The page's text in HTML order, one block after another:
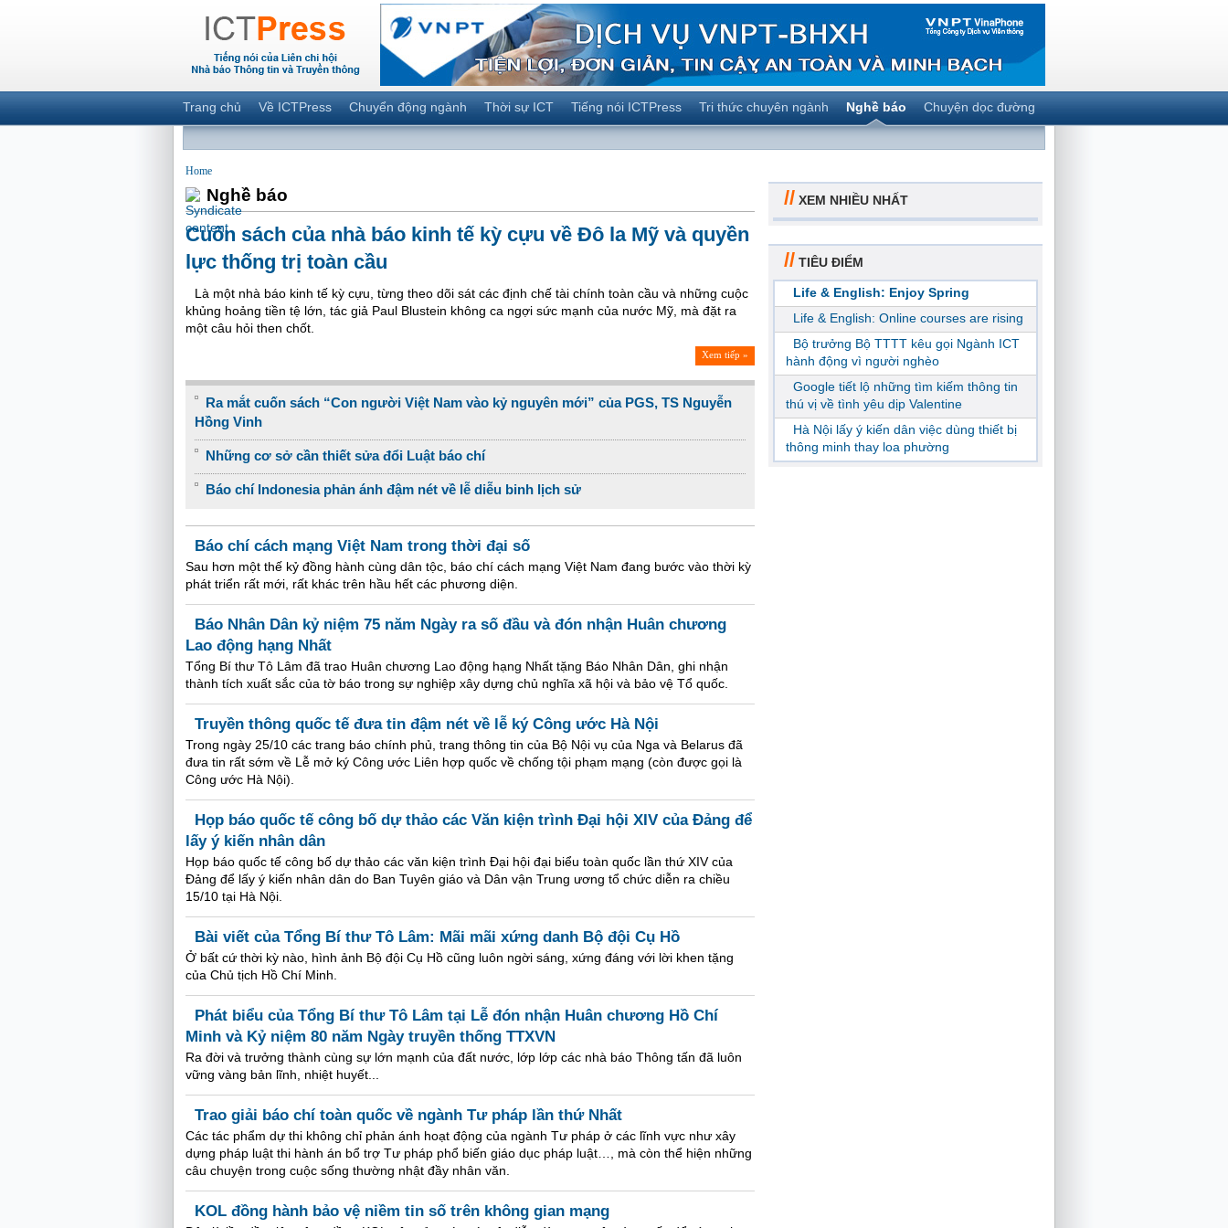
Trang chủ Về ICTPress Chuyển động ngành Thời sự ICT Tiếng nói ICTPress Tri thức chuyên ngành Nghề báo Chuyện dọc đường
Home
Nghề báo
Cuốn sách của nhà báo kinh tế kỳ cựu về Đô la Mỹ và quyền
lực thống trị toàn cầu
Là một nhà báo kinh tế kỳ cựu, từng theo dõi sát các định chế tài chính toàn cầu và những cuộc
khủng hoảng tiền tệ lớn, tác giả Paul Blustein không ca ngợi sức mạnh của nước Mỹ, mà đặt ra
một câu hỏi then chốt.
Xem tiếp »
Ra mắt cuốn sách “Con người Việt Nam vào kỷ nguyên mới” của PGS, TS Nguyễn
Hồng Vinh
Những cơ sở cần thiết sửa đổi Luật báo chí
Báo chí Indonesia phản ánh đậm nét về lễ diễu binh lịch sử
Báo chí cách mạng Việt Nam trong thời đại số
Sau hơn một thế kỷ đồng hành cùng dân tộc, báo chí cách mạng Việt Nam đang bước vào thời kỳ
phát triển rất mới, rất khác trên hầu hết các phương diện.
Báo Nhân Dân kỷ niệm 75 năm Ngày ra số đầu và đón nhận Huân chương
Lao động hạng Nhất
Tổng Bí thư Tô Lâm đã trao Huân chương Lao động hạng Nhất tặng Báo Nhân Dân, ghi nhận
thành tích xuất sắc của tờ báo trong sự nghiệp xây dựng chủ nghĩa xã hội và bảo vệ Tổ quốc.
Truyền thông quốc tế đưa tin đậm nét về lễ ký Công ước Hà Nội
Trong ngày 25/10 các trang báo chính phủ, trang thông tin của Bộ Nội vụ của Nga và Belarus đã
đưa tin rất sớm về Lễ mở ký Công ước Liên hợp quốc về chống tội phạm mạng (còn được gọi là
Công ước Hà Nội).
Họp báo quốc tế công bố dự thảo các Văn kiện trình Đại hội XIV của Đảng để
lấy ý kiến nhân dân
Họp báo quốc tế công bố dự thảo các văn kiện trình Đại hội đại biểu toàn quốc lần thứ XIV của
Đảng để lấy ý kiến nhân dân do Ban Tuyên giáo và Dân vận Trung ương tổ chức diễn ra chiều
15/10 tại Hà Nội.
Bài viết của Tổng Bí thư Tô Lâm: Mãi mãi xứng danh Bộ đội Cụ Hồ
Ở bất cứ thời kỳ nào, hình ảnh Bộ đội Cụ Hồ cũng luôn ngời sáng, xứng đáng với lời khen tặng
của Chủ tịch Hồ Chí Minh.
Phát biểu của Tổng Bí thư Tô Lâm tại Lễ đón nhận Huân chương Hồ Chí
Minh và Kỷ niệm 80 năm Ngày truyền thống TTXVN
Ra đời và trưởng thành cùng sự lớn mạnh của đất nước, lớp lớp các nhà báo Thông tấn đã luôn
vững vàng bản lĩnh, nhiệt huyết...
Trao giải báo chí toàn quốc về ngành Tư pháp lần thứ Nhất
Các tác phẩm dự thi không chỉ phản ánh hoạt động của ngành Tư pháp ở các lĩnh vực như xây
dựng pháp luật thi hành án bổ trợ Tư pháp phổ biến giáo dục pháp luật…, mà còn thể hiện những
câu chuyện trong cuộc sống thường nhật đầy nhân văn.
KOL đồng hành bảo vệ niềm tin số trên không gian mạng
// XEM NHIỀU NHẤT
// TIÊU ĐIỂM
Life & English: Enjoy Spring
Life & English: Online courses are rising
Bộ trưởng Bộ TTTT kêu gọi Ngành ICT
hành động vì người nghèo
Google tiết lộ những tìm kiếm thông tin
thú vị về tình yêu dịp Valentine
Hà Nội lấy ý kiến dân việc dùng thiết bị
thông minh thay loa phường